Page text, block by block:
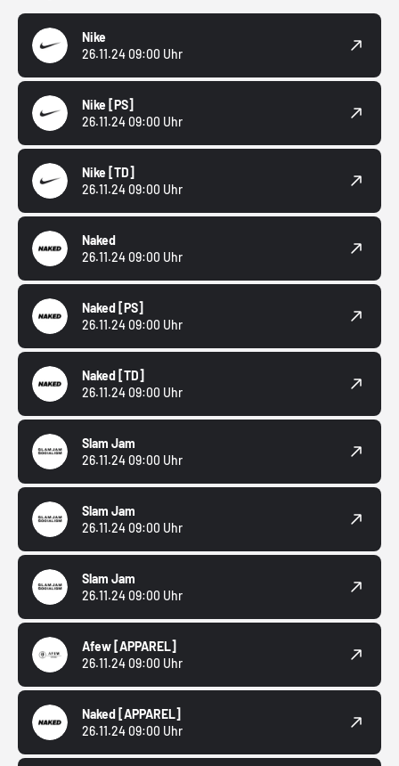
Nike
26.11.24 09:00 Uhr
Nike [PS]
26.11.24 09:00 Uhr
Nike [TD]
26.11.24 09:00 Uhr
Naked
26.11.24 09:00 Uhr
Naked [PS]
26.11.24 09:00 Uhr
Naked [TD]
26.11.24 09:00 Uhr
Slam Jam
26.11.24 09:00 Uhr
Slam Jam
26.11.24 09:00 Uhr
Slam Jam
26.11.24 09:00 Uhr
Afew [APPAREL]
26.11.24 09:00 Uhr
Naked [APPAREL]
26.11.24 09:00 Uhr